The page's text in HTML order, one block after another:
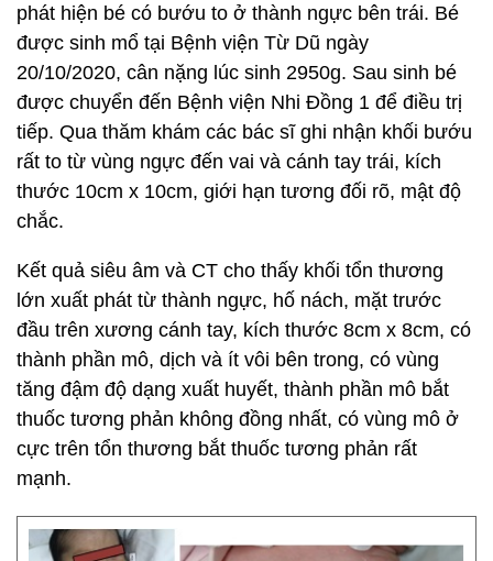
phát hiện bé có bướu to ở thành ngực bên trái. Bé
được sinh mổ tại Bệnh viện Từ Dũ ngày
20/10/2020, cân nặng lúc sinh 2950g. Sau sinh bé
được chuyển đến Bệnh viện Nhi Đồng 1 để điều trị
tiếp. Qua thăm khám các bác sĩ ghi nhận khối bướu
rất to từ vùng ngực đến vai và cánh tay trái, kích
thước 10cm x 10cm, giới hạn tương đối rõ, mật độ
chắc.
Kết quả siêu âm và CT cho thấy khối tổn thương
lớn xuất phát từ thành ngực, hố nách, mặt trước
đầu trên xương cánh tay, kích thước 8cm x 8cm, có
thành phần mô, dịch và ít vôi bên trong, có vùng
tăng đậm độ dạng xuất huyết, thành phần mô bắt
thuốc tương phản không đồng nhất, có vùng mô ở
cực trên tổn thương bắt thuốc tương phản rất
mạnh.